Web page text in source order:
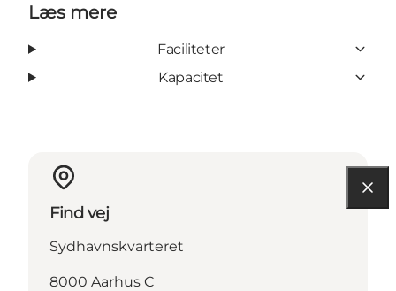
Læs mere
Faciliteter
Kapacitet
Find vej
Sydhavnskvarteret
8000 Aarhus C